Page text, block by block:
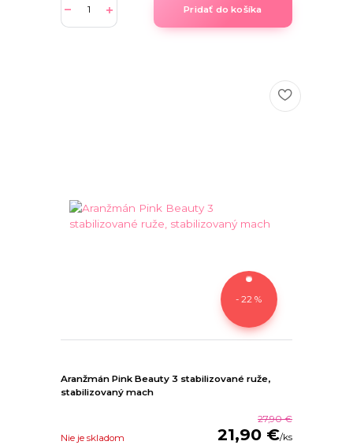
Pridať do košíka
- 22 %
Aranžmán Pink Beauty 3 stabilizované ruže,
stabilizovaný mach
27,90 €
21,90 €/ks
Nie je skladom